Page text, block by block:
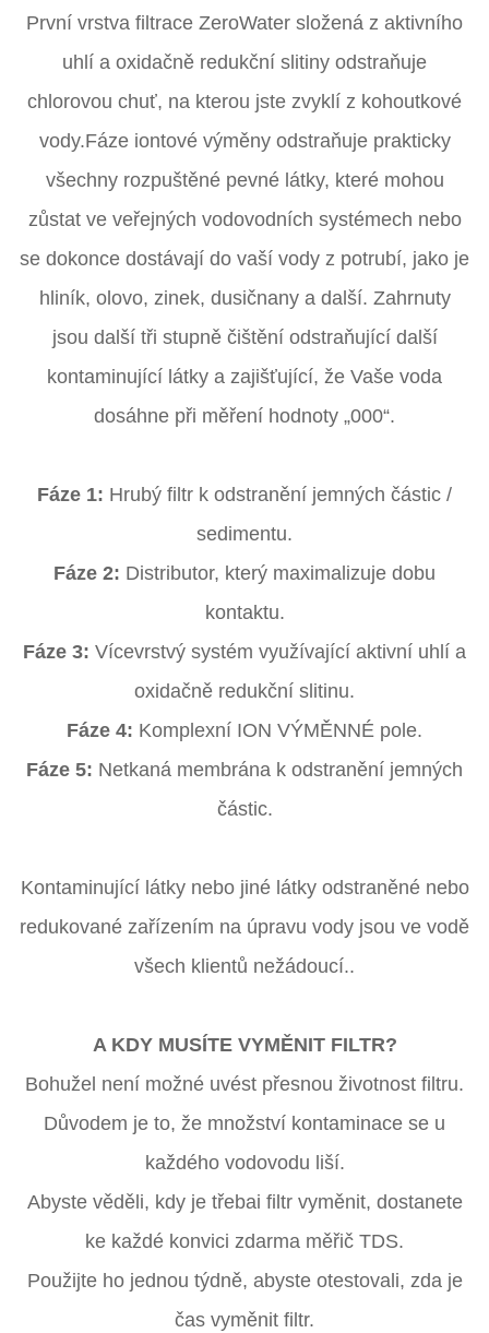
První vrstva filtrace ZeroWater složená z aktivního
uhlí a oxidačně redukční slitiny odstraňuje
chlorovou chuť, na kterou jste zvyklí z kohoutkové
vody.Fáze iontové výměny odstraňuje prakticky
všechny rozpuštěné pevné látky, které mohou
zůstat ve veřejných vodovodních systémech nebo
se dokonce dostávají do vaší vody z potrubí, jako je
hliník, olovo, zinek, dusičnany a další. Zahrnuty
jsou další tři stupně čištění odstraňující další
kontaminující látky a zajišťující, že Vaše voda
dosáhne při měření hodnoty „000“.
Fáze 1: Hrubý filtr k odstranění jemných částic /
sedimentu.
Fáze 2: Distributor, který maximalizuje dobu
kontaktu.
Fáze 3: Vícevrstvý systém využívající aktivní uhlí a
oxidačně redukční slitinu.
Fáze 4: Komplexní ION VÝMĚNNÉ pole.
Fáze 5: Netkaná membrána k odstranění jemných
částic.
Kontaminující látky nebo jiné látky odstraněné nebo
redukované zařízením na úpravu vody jsou ve vodě
všech klientů nežádoucí..
A KDY MUSÍTE VYMĚNIT FILTR?
Bohužel není možné uvést přesnou životnost filtru.
Důvodem je to, že množství kontaminace se u
každého vodovodu liší.
Abyste věděli, kdy je třebai filtr vyměnit, dostanete
ke každé konvici zdarma měřič TDS.
Použijte ho jednou týdně, abyste otestovali, zda je
čas vyměnit filtr.
ZEROWATER
FILTER
INCLUDES: